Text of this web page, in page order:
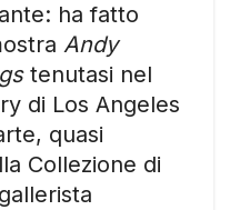
ha fatto
Andy
tenutasi nel
di Los Angeles
quasi
Collezione di